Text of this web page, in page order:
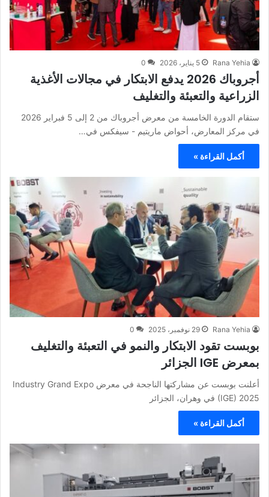
Rana Yehia 5 يناير، 2026 0
أجروباك 2026 يدفع الابتكار في مجالات الأغذية
الزراعية والتعبئة والتغليف
ستقام الدورة الخامسة من معرض أجروباك من 2 إلى 5 فبراير 2026
في مركز المعارض، أحواض ماريتيم - سيفكس في…
أكمل القراءة »
Rana Yehia 29 نوفمبر، 2025 0
بوبست تقود الابتكار والنمو في التعبئة والتغليف
بمعرض IGE الجزائر
أعلنت بوبست عن مشاركتها الناجحة في معرض Industry Grand Expo
(IGE) 2025 في وهران، الجزائر
أكمل القراءة »